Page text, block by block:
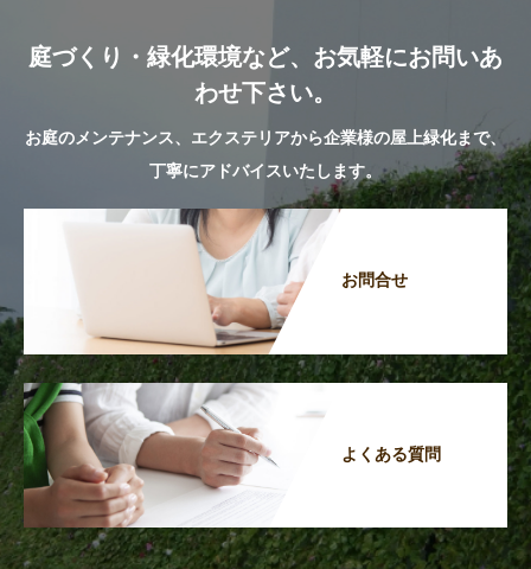
庭づくり・緑化環境など、お気軽にお問いあ
わせ下さい。
お庭のメンテナンス、エクステリアから企業様の屋上緑化まで、
丁寧にアドバイスいたします。
お問合せ
よくある質問